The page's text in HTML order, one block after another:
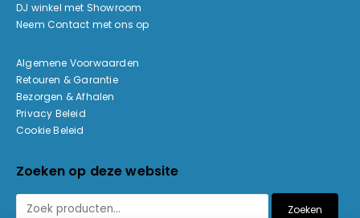
DJ winkel met Showroom
Neem Contact met ons op
Algemene Voorwaarden
Retouren & Garantie
Bezorgen & Afhalen
Privacy Beleid
Cookie Beleid
Zoeken op deze website
Zoeken